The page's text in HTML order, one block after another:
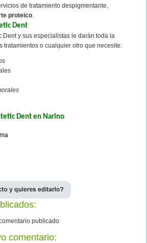
de tratamiento despigmentante,
proteico.
Dent
Dent y sus especialistas le darán toda la
tratamientos o cualquier otro que necesite:
Dent en Narino
publicado
comentario: